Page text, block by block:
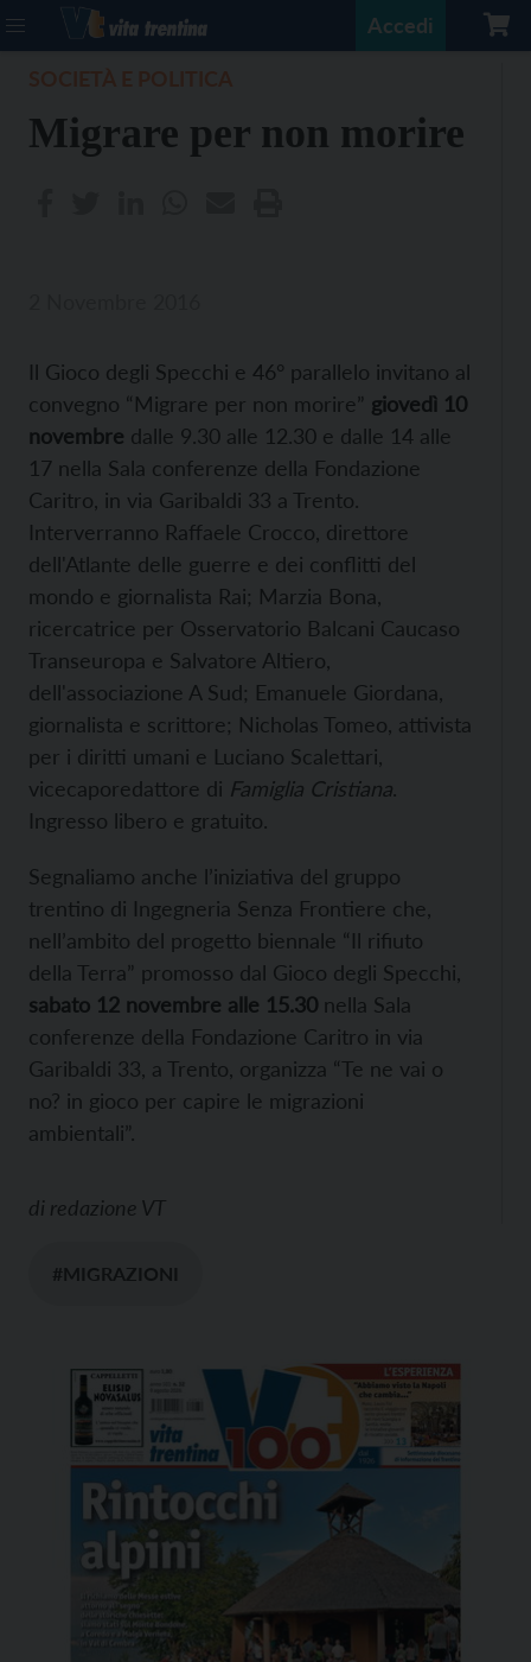
Accedi
Migrare per non morire
Il Gioco degli Specchi e 46° parallelo invitano al
convegno “Migrare per non morire” giovedì 10
novembre dalle 9.30 alle 12.30 e dalle 14 alle
17 nella Sala conferenze della Fondazione
Caritro, in via Garibaldi 33 a Trento.
Interverranno Raffaele Crocco, direttore
dell'Atlante delle guerre e dei conflitti del
mondo e giornalista Rai; Marzia Bona,
ricercatrice per Osservatorio Balcani Caucaso
Transeuropa e Salvatore Altiero,
dell'associazione A Sud; Emanuele Giordana,
giornalista e scrittore; Nicholas Tomeo, attivista
per i diritti umani e Luciano Scalettari,
vicecaporedattore di Famiglia Cristiana.
Ingresso libero e gratuito.
Segnaliamo anche l’iniziativa del gruppo
trentino di Ingegneria Senza Frontiere che,
nell’ambito del progetto biennale “Il rifiuto
della Terra” promosso dal Gioco degli Specchi,
sabato 12 novembre alle 15.30 nella Sala
conferenze della Fondazione Caritro in via
Garibaldi 33, a Trento, organizza “Te ne vai o
no? in gioco per capire le migrazioni
ambientali”.
di redazione VT
#MIGRAZIONI